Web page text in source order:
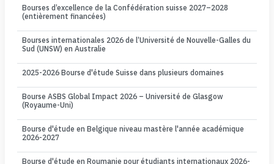
Bourses d’excellence de la Confédération suisse 2027–2028
(entièrement financées)
Bourses internationales 2026 de l’Université de Nouvelle-Galles du
Sud (UNSW) en Australie
2025-2026 Bourse d'étude Suisse dans plusieurs domaines
Bourse ASBS Global Impact 2026 – Université de Glasgow
(Royaume-Uni)
Bourse d'étude en Belgique niveau mastère l'année académique
2026-2027